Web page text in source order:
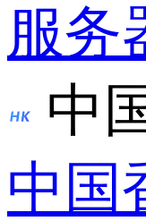
服务
中
中国